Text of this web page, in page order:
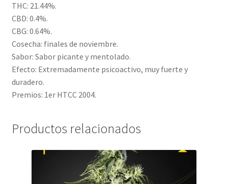
THC: 21.44%.
CBD: 0.4%.
CBG: 0.64%.
Cosecha: finales de noviembre.
Sabor: Sabor picante y mentolado.
Efecto: Extremadamente psicoactivo, muy fuerte y
duradero.
Premios: 1er HTCC 2004.
Productos relacionados